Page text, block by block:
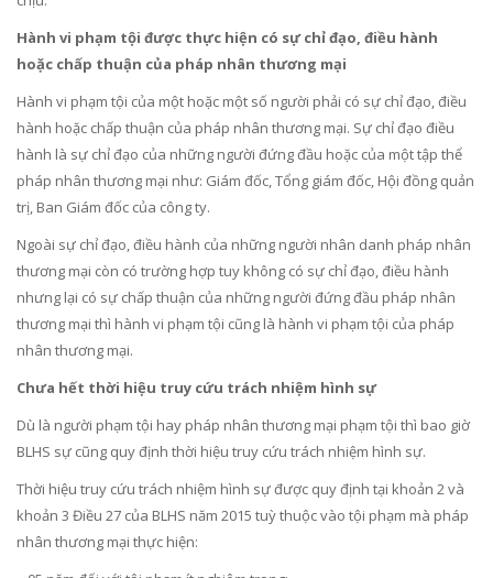
Hành vi phạm tội được thực hiện có sự chỉ đạo, điều hành
hoặc chấp thuận của pháp nhân thương mại
Hành vi phạm tội của một hoặc một số người phải có sự chỉ đạo, điều
hành hoặc chấp thuận của pháp nhân thương mại. Sự chỉ đạo điều
hành là sự chỉ đạo của những người đứng đầu hoặc của một tập thể
pháp nhân thương mại như: Giám đốc, Tổng giám đốc, Hội đồng quản
trị, Ban Giám đốc của công ty.
Ngoài sự chỉ đạo, điều hành của những người nhân danh pháp nhân
thương mại còn có trường hợp tuy không có sự chỉ đạo, điều hành
nhưng lại có sự chấp thuận của những người đứng đầu pháp nhân
thương mại thì hành vi phạm tội cũng là hành vi phạm tội của pháp
nhân thương mại.
Chưa hết thời hiệu truy cứu trách nhiệm hình sự
Dù là người phạm tội hay pháp nhân thương mại phạm tội thì bao giờ
BLHS sự cũng quy định thời hiệu truy cứu trách nhiệm hình sự.
Thời hiệu truy cứu trách nhiệm hình sự được quy định tại khoản 2 và
khoản 3 Điều 27 của BLHS năm 2015 tuỳ thuộc vào tội phạm mà pháp
nhân thương mại thực hiện: